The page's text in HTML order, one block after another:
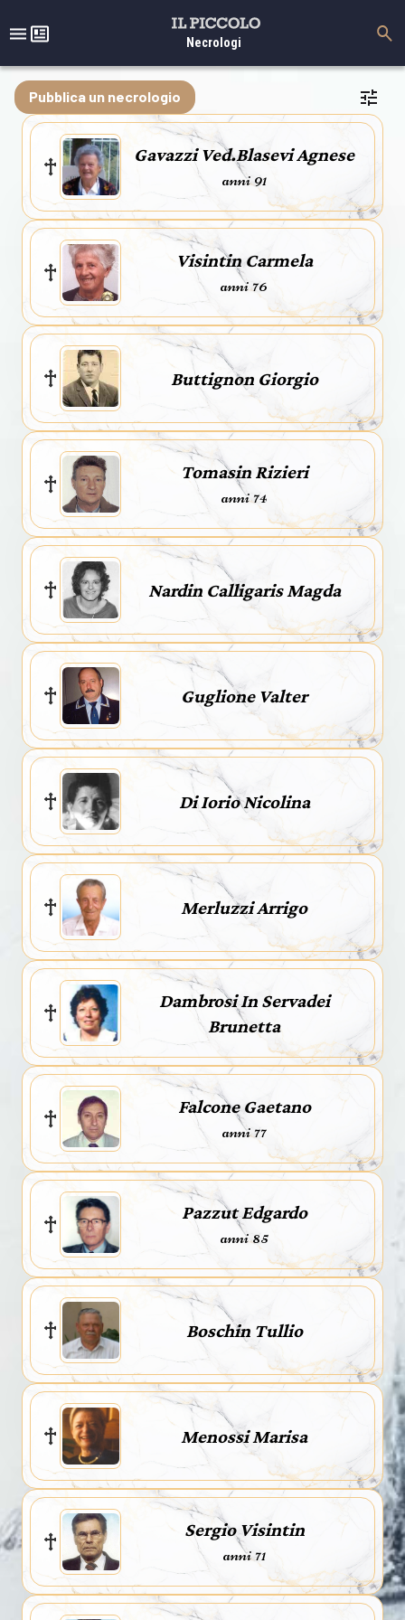
Necrologi
Pubblica un necrologio
Gavazzi Ved.Blasevi Agnese
anni 91
Visintin Carmela
anni 76
Buttignon Giorgio
Tomasin Rizieri
anni 74
Nardin Calligaris Magda
Guglione Valter
Di Iorio Nicolina
Merluzzi Arrigo
Dambrosi In Servadei
Brunetta
Falcone Gaetano
anni 77
Pazzut Edgardo
anni 85
Boschin Tullio
Menossi Marisa
Sergio Visintin
anni 71